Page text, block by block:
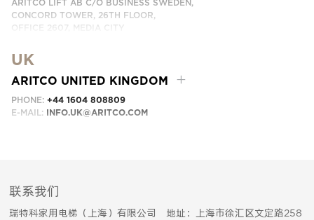
ARITCO LIFT AB C/O BUSINESS SWEDEN,
CONCORD TOWER, 26TH FLOOR,
OFFICE 2607, MEDIA CITY
EMAIL:
UK
ARITCO UNITED KINGDOM
PHONE: +44 1604 808809
E-MAIL: INFO.UK@ARITCO.COM
联系我们
瑞特科家用电梯（上海）有限公司 地址：上海市徐汇区文定路258